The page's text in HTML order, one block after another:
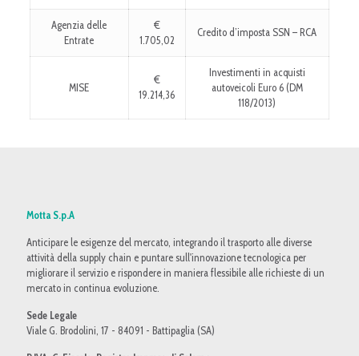
Agenzia delle
Entrate
€
1.705,02
Credito d’imposta SSN – RCA
MISE
€
19.214,36
Investimenti in acquisti
autoveicoli Euro 6 (DM
118/2013)
Motta S.p.A
Anticipare le esigenze del mercato, integrando il trasporto alle diverse
attività della supply chain e puntare sull'innovazione tecnologica per
migliorare il servizio e rispondere in maniera flessibile alle richieste di un
mercato in continua evoluzione.
Sede Legale
Viale G. Brodolini, 17 - 84091 - Battipaglia (SA)